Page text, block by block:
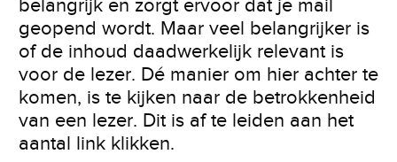
belangrijk en zorgt ervoor dat je mail
geopend wordt. Maar veel belangrijker is
of de inhoud daadwerkelijk relevant is
voor de lezer. Dé manier om hier achter te
komen, is te kijken naar de betrokkenheid
van een lezer. Dit is af te leiden aan het
aantal link klikken.